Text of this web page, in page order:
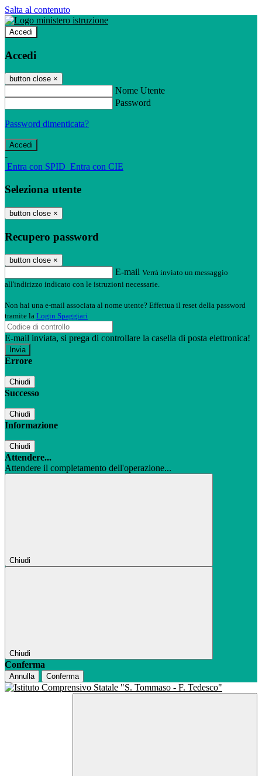
Salta al contenuto
Accedi
Accedi
button close ×
Nome Utente
Password
Password dimenticata?
-
Entra con SPID Entra con CIE
Seleziona utente
button close ×
Recupero password
button close ×
E-mail Verrà inviato un messaggio
all'indirizzo indicato con le istruzioni necessarie.
Non hai una e-mail associata al nome utente? Effettua il reset della password
tramite la Login Spaggiari
E-mail inviata, si prega di controllare la casella di posta elettronica!
Errore
Chiudi
Successo
Chiudi
Informazione
Chiudi
Attendere...
Attendere il completamento dell'operazione...
Chiudi
Chiudi
Conferma
Annulla Conferma